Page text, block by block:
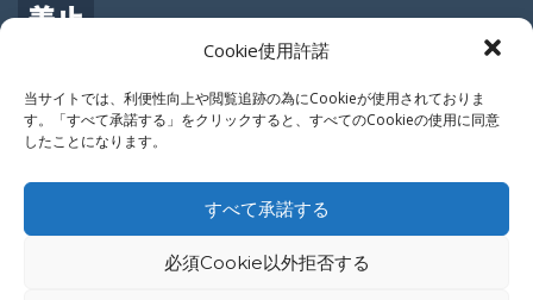
Cookie使用許諾
当サイトでは、利便性向上や閲覧追跡の為にCookieが使用されておりま
す。「すべて承諾する」をクリックすると、すべてのCookieの使用に同意
したことになります。
すべて承諾する
必須Cookie以外拒否する
控訴審判決